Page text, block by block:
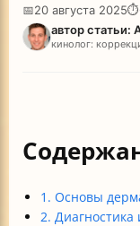
📅20 августа 2025⏱
автор статьи:
кинолог:
1. Основы
2. Диагностика